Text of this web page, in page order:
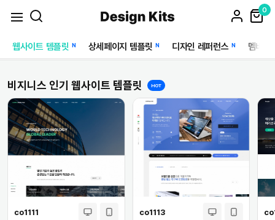
0
웹사이트 템플릿 N 상세페이지 템플릿 N 디자인 레퍼런스 N 멤버십
비지니스 인기 웹사이트 템플릿 HOT
co1111 co1113